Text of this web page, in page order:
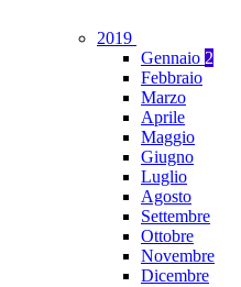
2019
Gennaio 2
Febbraio
Marzo
Aprile
Maggio
Giugno
Luglio
Agosto
Settembre
Ottobre
Novembre
Dicembre